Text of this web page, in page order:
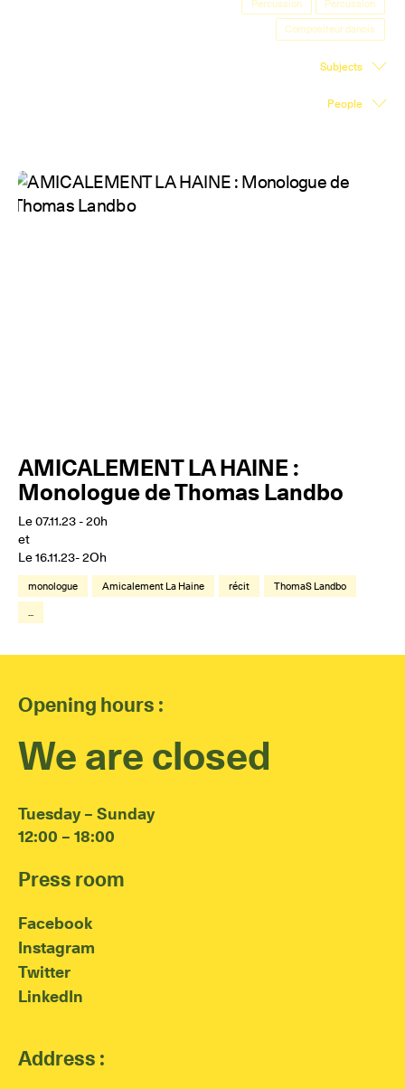
Fr
Percussion
Percussion
Compositeur danois
Subjects
People
AMICALEMENT LA HAINE :
Monologue de Thomas Landbo
Le 07.11.23 - 20h
et
Le 16.11.23- 2Oh
monologue Amicalement La Haine récit
ThomaS Landbo
...
Opening hours :
We are closed
Tuesday – Sunday
12:00 – 18:00
Press room
Facebook
Instagram
Twitter
LinkedIn
Address :